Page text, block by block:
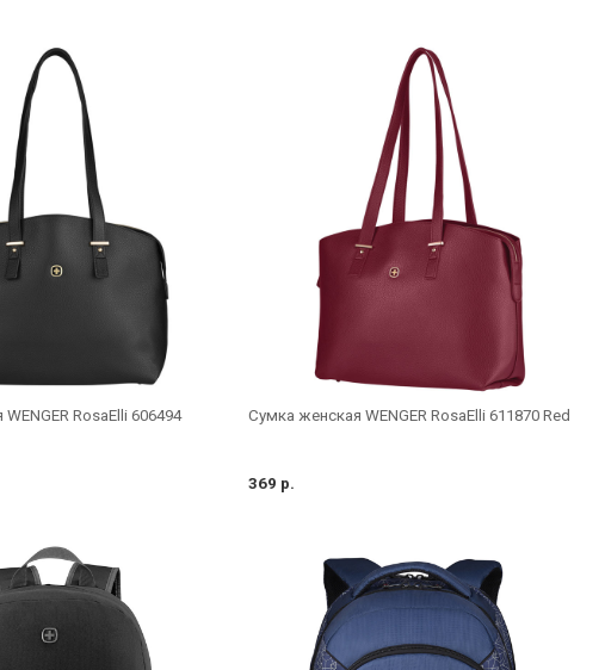
RosaElli 606494
Сумка женская WENGER RosaElli 611870 Red
369 р.